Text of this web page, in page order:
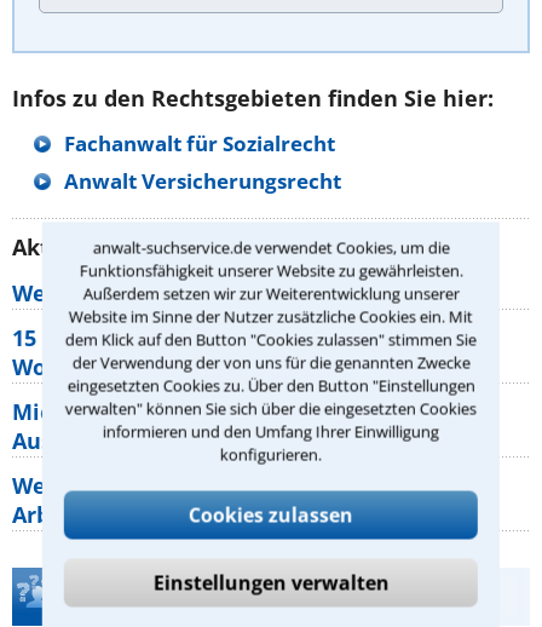
anwalt-suchservice.de verwendet Cookies, um die
Funktionsfähigkeit unserer Website zu gewährleisten.
Außerdem setzen wir zur Weiterentwicklung unserer
Website im Sinne der Nutzer zusätzliche Cookies ein. Mit
dem Klick auf den Button "Cookies zulassen" stimmen Sie
der Verwendung der von uns für die genannten Zwecke
eingesetzten Cookies zu. Über den Button "Einstellungen
verwalten" können Sie sich über die eingesetzten Cookies
informieren und den Umfang Ihrer Einwilligung
konfigurieren.
Cookies zulassen
Einstellungen verwalten
Infos zu den Rechtsgebieten finden Sie hier:
Fachanwalt für Sozialrecht
Anwalt Versicherungsrecht
Aktuelle Rechtstipps unserer Redaktion
Wer muss Zweitwohnungssteuer zahlen?
15 elementare Rechte, die jeder
Wohnungseigentümer kennen sollte
Mietpreisbremse 2026: Alle Regeln,
Ausnahmen und Rechte für Mieter
Welche Regeln für Teilnahme, Urlaub,
Arbeitszeit gelten beim
Teste Dein Rechtswissen